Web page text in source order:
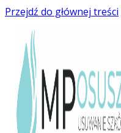
Przejdź do głównej treści